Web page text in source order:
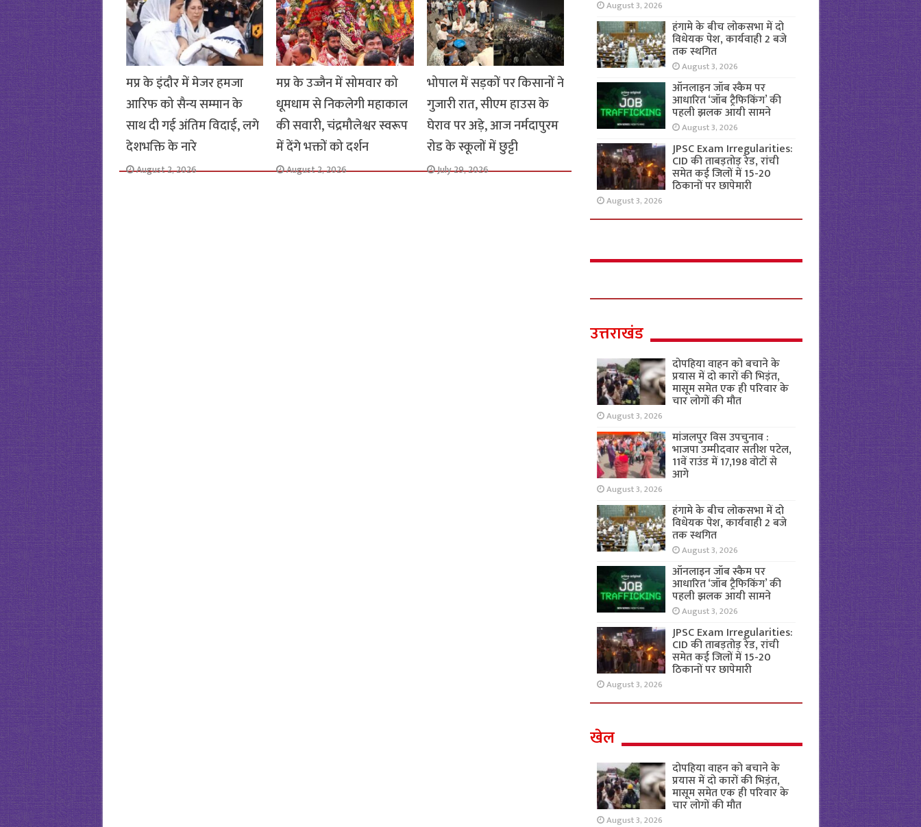
मप्र के इंदौर में मेजर हमजा
आरिफ को सैन्य सम्मान के
साथ दी गई अंतिम विदाई, लगे
देशभक्ति के नारे
August 2, 2026
मप्र के उज्जैन में सोमवार को
धूमधाम से निकलेगी महाकाल
की सवारी, चंद्रमौलेश्वर स्वरूप
में देंगे भक्तों को दर्शन
August 2, 2026
भोपाल में सड़कों पर किसानों ने
गुजारी रात, सीएम हाउस के
घेराव पर अड़े, आज नर्मदापुरम
रोड के स्कूलों में छुट्टी
July 29, 2026
August 3, 2026
हंगामे के बीच लोकसभा में दो
विधेयक पेश, कार्यवाही 2 बजे
तक स्थगित
August 3, 2026
ऑनलाइन जॉब स्कैम पर
आधारित ‘जॉब ट्रैफिकिंग’ की
पहली झलक आयी सामने
August 3, 2026
JPSC Exam Irregularities:
CID की ताबड़तोड़ रेड, रांची
समेत कई जिलों में 15-20
ठिकानों पर छापेमारी
August 3, 2026
उत्तराखंड
दोपहिया वाहन को बचाने के
प्रयास में दो कारों की भिड़ंत,
मासूम समेत एक ही परिवार के
चार लोगों की मौत
August 3, 2026
मांजलपुर विस उपचुनाव :
भाजपा उम्मीदवार सतीश पटेल,
11वें राउंड में 17,198 वोटों से
आगे
August 3, 2026
हंगामे के बीच लोकसभा में दो
विधेयक पेश, कार्यवाही 2 बजे
तक स्थगित
August 3, 2026
ऑनलाइन जॉब स्कैम पर
आधारित ‘जॉब ट्रैफिकिंग’ की
पहली झलक आयी सामने
August 3, 2026
JPSC Exam Irregularities:
CID की ताबड़तोड़ रेड, रांची
समेत कई जिलों में 15-20
ठिकानों पर छापेमारी
August 3, 2026
खेल
दोपहिया वाहन को बचाने के
प्रयास में दो कारों की भिड़ंत,
मासूम समेत एक ही परिवार के
चार लोगों की मौत
August 3, 2026